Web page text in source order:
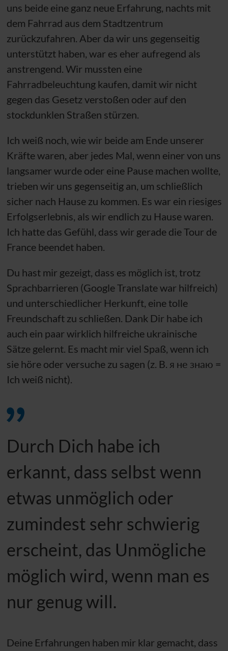
uns beide eine ganz neue Erfahrung, nachts mit
dem Fahrrad aus dem Stadtzentrum
zurückzufahren. Aber da wir uns gegenseitig
unterstützt haben, war es eher aufregend als
anstrengend. Wir mussten eine
Fahrradbeleuchtung kaufen, damit wir nicht
gegen das Gesetz verstoßen oder auf den
stockdunklen Straßen stürzen.
Ich weiß noch, wie wir beide am Ende unserer
Kräfte waren, aber jedes Mal, wenn einer von uns
langsamer wurde oder eine Pause machen wollte,
trieben wir uns gegenseitig an, um schließlich
sicher nach Hause zu kommen. Es war ein riesiges
Erfolgserlebnis, als wir endlich zu Hause waren.
Ich hatte das Gefühl, dass wir gerade die Tour de
France beendet haben.
Du hast mir gezeigt, dass es möglich ist, trotz
Sprachbarrieren (Google Translate war hilfreich)
und unterschiedlicher Herkunft, eine tolle
Freundschaft zu schließen. Dank Dir habe ich
auch ein paar wirklich hilfreiche ukrainische
Sätze gelernt. Es macht mir viel Spaß, wenn ich
sie höre oder versuche zu sagen (z. B. я не знаю =
Ich weiß nicht).
Durch Dich habe ich
erkannt, dass selbst wenn
etwas unmöglich oder
zumindest sehr schwierig
erscheint, das Unmögliche
möglich wird, wenn man es
nur genug will.
Deine Erfahrungen haben mir klar gemacht, dass